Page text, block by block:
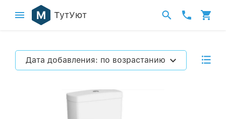
ТутУют
Дата добавления: по возрастанию